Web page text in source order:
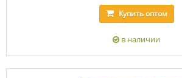
Купитьоптом
в наличии